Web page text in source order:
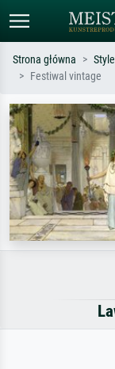
Szukaj wg artysty,
Monet,
impresjonizm, fala
Strona główna
Festiwal vintage